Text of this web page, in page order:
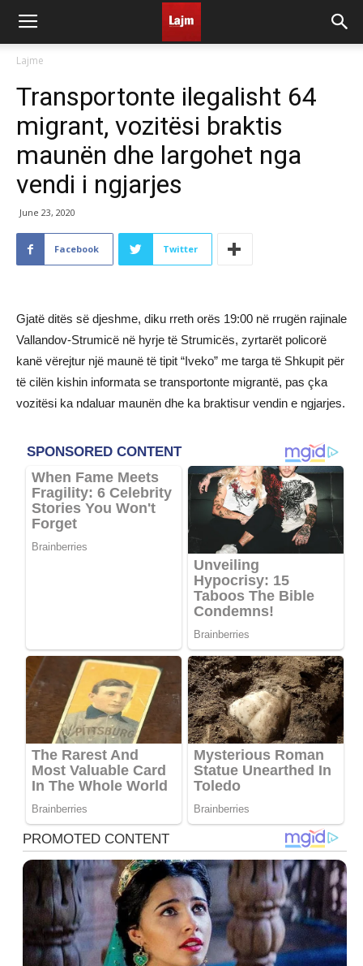
Lajme
Transportonte ilegalisht 64
migrant, vozitësi braktis
maunën dhe largohet nga
vendi i ngjarjes
June 23, 2020
Facebook Twitter
Gjatë ditës së djeshme, diku rreth orës 19:00 në rrugën rajinale
Vallandov-Strumicë në hyrje të Strumicës, zyrtarët policorë
kanë vërejtur një maunë të tipit “Iveko” me targa të Shkupit për
të cilën kishin informata se transportonte migrantë, pas çka
vozitësi ka ndaluar maunën dhe ka braktisur vendin e ngjarjes.